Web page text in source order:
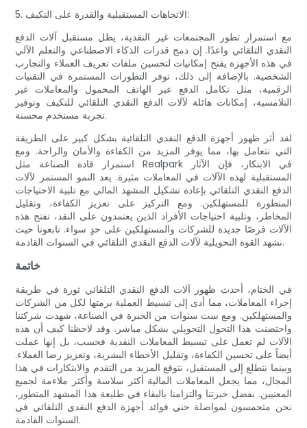
5. الاتجاهات المستقبلية والقدرة على التكيف:
مع استمرار تطور المجتمعات غير النقدية، يظل مستقبل آلات الدفع
النقدي التلقائي واعدًا. إن دمج قدرات الذكاء الاصطناعي والتعلم الآلي
في هذه الأجهزة يفتح إمكانيات لتحسين ملفات تعريف العملاء والتجارب
الشخصية. بالإضافة إلى ذلك، توفر التطورات المستمرة في التقنيات
الرقمية، مثل تكامل الدفع عبر الهاتف المحمول والمعاملات غير
التلامسية، إمكانات هائلة لآلات الدفع النقدي التلقائي للتكيف وتوفير
تجربة مستخدم محسنة.
لقد أثر ظهور أجهزة الدفع النقدي التلقائية بشكل كبير على الطريقة
التي نتعامل بها، مما يوفر المزيد من الكفاءة والأمان والراحة. ومع
استمرار قادة الصناعة مثل Realpark في الابتكار، فإن الآثار
المستقبلية لهذه الآلات في المعاملات مثيرة. يعد النمو المستمر لآلات
الدفع النقدي التلقائي بإعادة تشكيل المشهد المالي مع تلبية الاحتياجات
المتطورة للمستهلكين. ومع التركيز على تعزيز الكفاءة، وتقليل
المخاطر، وتلبية احتياجات الأفراد الذين يعتمدون على النقد، تفتح هذه
الآلات فرصًا جديدة للشركات والمستهلكين على حدٍ سواء. تابعونا حيث
نشهد القوة التحويلية لآلات الدفع النقدي التلقائي في السنوات القادمة.
خاتمة
في الختام، أحدث ظهور آلات الدفع النقدي التلقائي ثورة في طريقة
إجراء المعاملات، مما أدى إلى تبسيط العملية برمتها لكل من الشركات
والمستهلكين. ومع ست سنوات من الخبرة في الصناعة، شهدت شركتنا
واحتضنت هذا التحول التحويلي بشكل مباشر. وقد لاحظنا كيف أن هذه
الآلات لم تعمل على تبسيط المعاملات النقدية فحسب، بل إنها عملت
أيضاً على تحسين الكفاءة، وتقليل الأخطاء البشرية، وتعزيز رضا العملاء.
وبينما نتطلع إلى المستقبل، نتوقع المزيد من التقدم والابتكارات في هذا
المجال، مما يجعل المعاملات المالية أكثر سلاسة وأكثر ملاءمة لجميع
المعنيين. بفضل خبرتنا والتزامنا بالبقاء في طليعة هذا المشهد المتطور،
نحن متحمسون لمواصلة جني فوائد أجهزة الدفع النقدي التلقائي في
السنوات القادمة.